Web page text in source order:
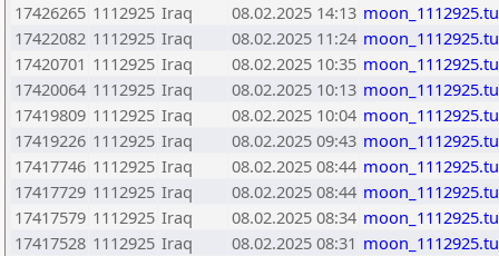
17426265 1112925 Iraq 08.02.2025 14:13
17422082 1112925 Iraq 08.02.2025 11:24
17420701 1112925 Iraq 08.02.2025 10:35
17420064 1112925 Iraq 08.02.2025 10:13
17419809 1112925 Iraq 08.02.2025 10:04
17419226 1112925 Iraq 08.02.2025 09:43
17417746 1112925 Iraq 08.02.2025 08:44
17417729 1112925 Iraq 08.02.2025 08:44
17417579 1112925 Iraq 08.02.2025 08:34
17417528 1112925 Iraq 08.02.2025 08:31